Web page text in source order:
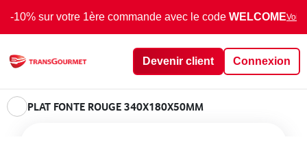
-10% sur votre 1ère commande avec le code WELCOMEVoir
Devenir client Connexion
PLAT FONTE ROUGE 340X180X50MM